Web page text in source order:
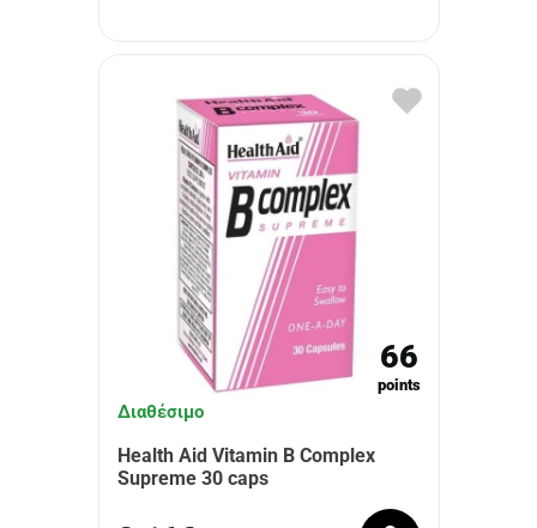
66
points
Διαθέσιμο
Health Aid Vitamin B Complex
Supreme 30 caps